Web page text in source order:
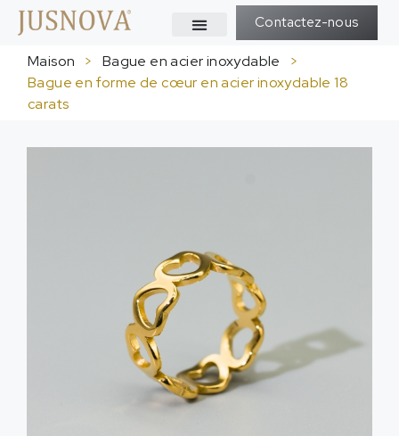
Contactez-nous
Maison > Bague en acier inoxydable
>
Bague en forme de cœur en acier inoxydable 18
carats